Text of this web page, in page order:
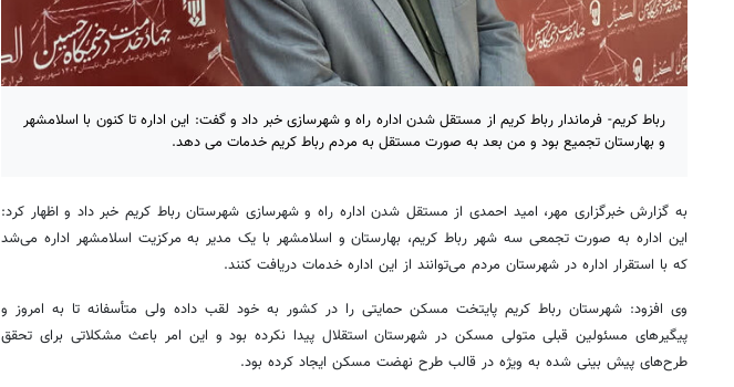
رباط کریم- فرماندار رباط کریم از مستقل شدن اداره راه و شهرسازی خبر داد و گفت: این اداره تا کنون با اسلامشهر
و بهارستان تجمیع بود و من بعد به صورت مستقل به مردم رباط کریم خدمات می دهد.
به گزارش خبرگزاری مهر، امید احمدی از مستقل شدن اداره راه و شهرسازی شهرستان رباط کریم خبر داد و اظهار کرد:
این اداره به صورت تجمعی سه شهر رباط کریم، بهارستان و اسلامشهر با یک مدیر به مرکزیت اسلامشهر اداره می‌شد
که با استقرار اداره در شهرستان مردم می‌توانند از این اداره خدمات دریافت کنند.‌️
وی افزود: شهرستان رباط کریم پایتخت مسکن حمایتی را در کشور به خود لقب داده ولی متأسفانه تا به امروز و
پیگیرهای مسئولین قبلی متولی مسکن در شهرستان استقلال پیدا نکرده بود و این امر باعث مشکلاتی برای تحقق
طرح‌های پیش بینی شده به ویژه در قالب طرح نهضت مسکن ایجاد کرده بود.